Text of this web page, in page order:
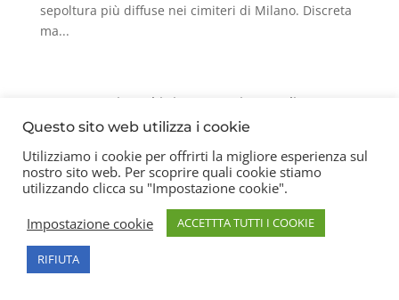
sepoltura più diffuse nei cimiteri di Milano. Discreta
ma...
Contatti Chi siamo Privacy Policy
Copyright 2026 © Frigerio Renzo Snc P.IVA
08003270157
Questo sito web utilizza i cookie
Utilizziamo i cookie per offrirti la migliore esperienza sul
nostro sito web. Per scoprire quali cookie stiamo
utilizzando clicca su "Impostazione cookie".
Impostazione cookie
ACCETTTA TUTTI I COOKIE
RIFIUTA